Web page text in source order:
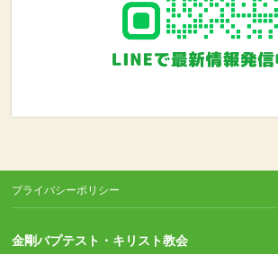
プライバシーポリシー
金剛バプテスト・キリスト教会